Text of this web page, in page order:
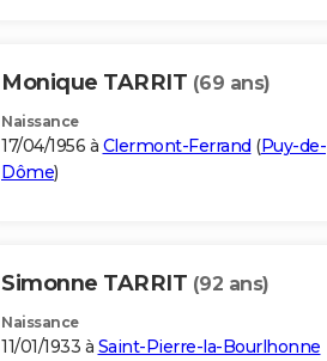
Monique TARRIT (69 ans)
Naissance
17/04/1956 à Clermont-Ferrand (Puy-de-
Dôme)
Simonne TARRIT (92 ans)
Naissance
11/01/1933 à Saint-Pierre-la-Bourlhonne